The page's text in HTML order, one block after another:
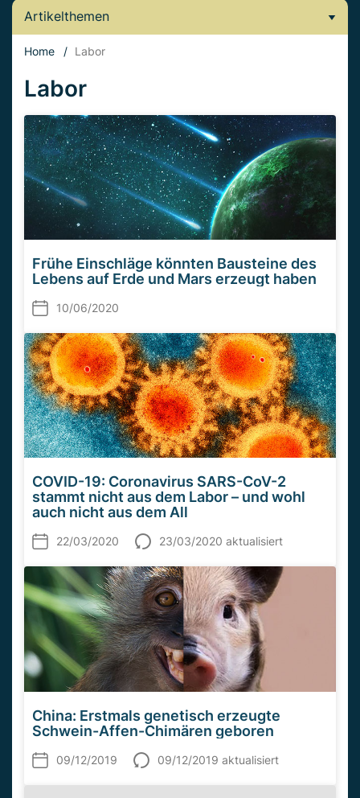
Artikelthemen
Home / Labor
Labor
Frühe Einschläge könnten Bausteine des
Lebens auf Erde und Mars erzeugt haben
10/06/2020
COVID-19: Coronavirus SARS-CoV-2
stammt nicht aus dem Labor – und wohl
auch nicht aus dem All
22/03/2020 23/03/2020 aktualisiert
China: Erstmals genetisch erzeugte
Schwein-Affen-Chimären geboren
09/12/2019 09/12/2019 aktualisiert